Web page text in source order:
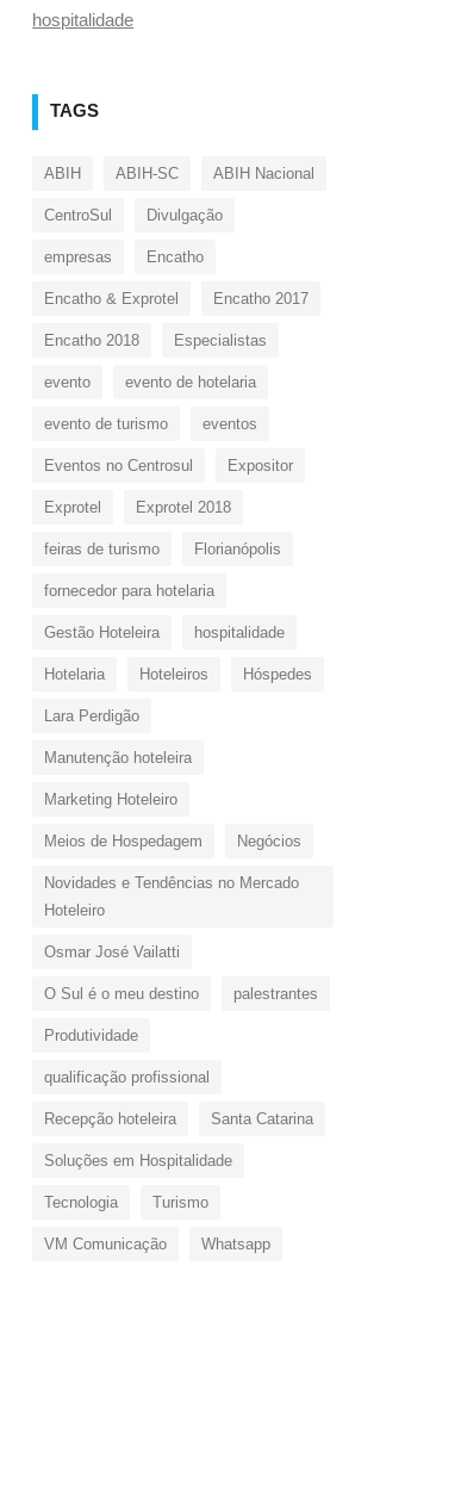
hospitalidade
TAGS
ABIH ABIH-SC ABIH Nacional
CentroSul Divulgação
empresas Encatho
Encatho & Exprotel Encatho 2017
Encatho 2018 Especialistas
evento evento de hotelaria
evento de turismo eventos
Eventos no Centrosul Expositor
Exprotel Exprotel 2018
feiras de turismo Florianópolis
fornecedor para hotelaria
Gestão Hoteleira hospitalidade
Hotelaria Hoteleiros Hóspedes
Lara Perdigão
Manutenção hoteleira
Marketing Hoteleiro
Meios de Hospedagem Negócios
Novidades e Tendências no Mercado
Hoteleiro
Osmar José Vailatti
O Sul é o meu destino palestrantes
Produtividade
qualificação profissional
Recepção hoteleira Santa Catarina
Soluções em Hospitalidade
Tecnologia Turismo
VM Comunicação Whatsapp